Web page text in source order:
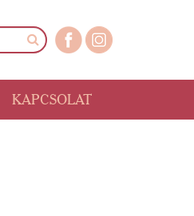
KAPCSOLAT